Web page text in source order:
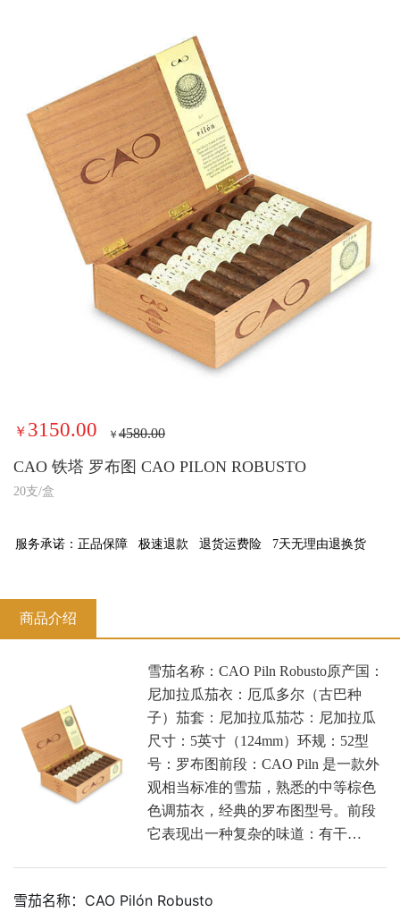
￥ 3150.00 ￥4580.00
CAO 铁塔 罗布图 CAO PILON ROBUSTO
20支/盒
服务承诺： 正品保障 极速退款 退货运费险 7天无理由退换货
商品介绍
雪茄名称：CAO Piln Robusto原产国：
尼加拉瓜茄衣：厄瓜多尔（古巴种
子）茄套：尼加拉瓜茄芯：尼加拉瓜
尺寸：5英寸（124mm）环规：52型
号：罗布图前段：CAO Piln 是一款外
观相当标准的雪茄，熟悉的中等棕色
色调茄衣，经典的罗布图型号。前段
它表现出一种复杂的味道：有干…
雪茄名称：CAO Pilón Robusto